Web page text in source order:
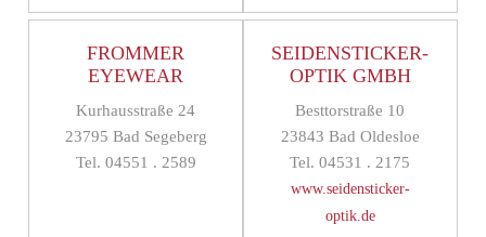
FROMMER
EYEWEAR
Kurhausstraße 24
23795 Bad Segeberg
Tel. 04551 . 2589
SEIDENSTICKER-
OPTIK GMBH
Besttorstraße 10
23843 Bad Oldesloe
Tel. 04531 . 2175
www.seidensticker-
optik.de